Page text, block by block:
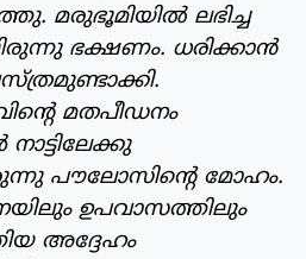
മരുഭൂമിയില്‍ ലഭിച്ച
ഭക്ഷണം. ധരിക്കാന്‍
മതപീഡനം
പൗലോസിന്റെ മോഹം.
ഉപവാസത്തിലും
അദ്ദേഹം